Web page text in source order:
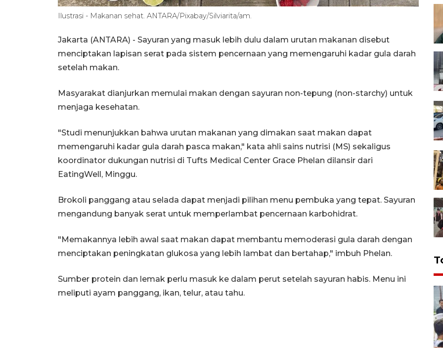
Ilustrasi - Makanan sehat. ANTARA/Pixabay/Silviarita/am.
Jakarta (ANTARA) - Sayuran yang masuk lebih dulu dalam urutan makanan disebut
menciptakan lapisan serat pada sistem pencernaan yang memengaruhi kadar gula darah
setelah makan.
Masyarakat dianjurkan memulai makan dengan sayuran non-tepung (non-starchy) untuk
menjaga kesehatan.
"Studi menunjukkan bahwa urutan makanan yang dimakan saat makan dapat
memengaruhi kadar gula darah pasca makan," kata ahli sains nutrisi (MS) sekaligus
koordinator dukungan nutrisi di Tufts Medical Center Grace Phelan dilansir dari
EatingWell, Minggu.
Brokoli panggang atau selada dapat menjadi pilihan menu pembuka yang tepat. Sayuran
mengandung banyak serat untuk memperlambat pencernaan karbohidrat.
"Memakannya lebih awal saat makan dapat membantu memoderasi gula darah dengan
menciptakan peningkatan glukosa yang lebih lambat dan bertahap," imbuh Phelan.
Sumber protein dan lemak perlu masuk ke dalam perut setelah sayuran habis. Menu ini
meliputi ayam panggang, ikan, telur, atau tahu.